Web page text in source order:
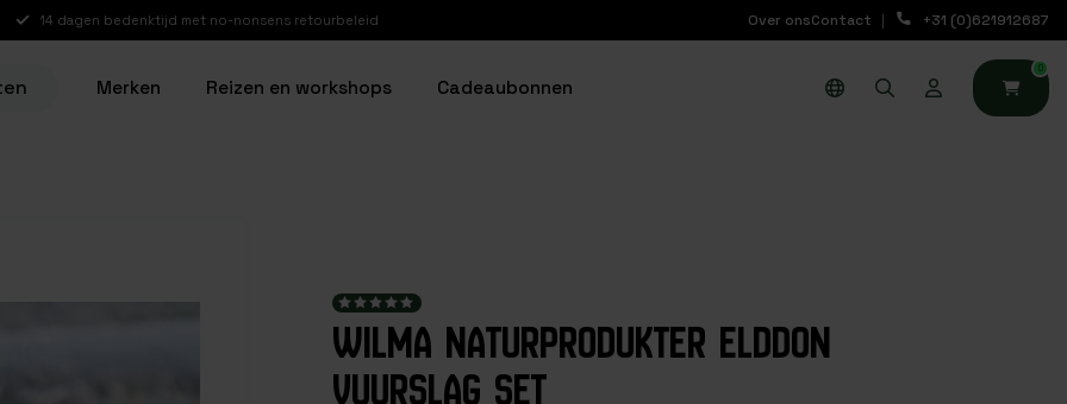
14 dagen bedenktijd met no-nonsens retourbeleid Over onsContact +31 (0)621912687
Merken Reizen en workshops Cadeaubonnen
0
WILMA NATURPRODUKTER ELDDON
VUURSLAG SET